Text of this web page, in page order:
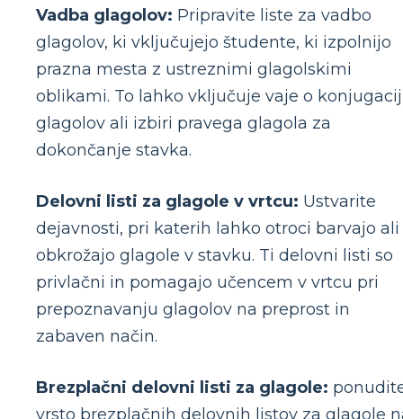
Vadba glagolov: Pripravite liste za vadbo
glagolov, ki vključujejo študente, ki izpolnijo
prazna mesta z ustreznimi glagolskimi
oblikami. To lahko vključuje vaje o
glagolov ali izbiri pravega glagola za
dokončanje stavka.
Delovni listi za glagole v vrtcu: Ustvarite
dejavnosti, pri katerih lahko otroci barvajo ali
obkrožajo glagole v stavku. Ti delovni listi so
privlačni in pomagajo učencem v vrtcu pri
prepoznavanju glagolov na preprost in
zabaven način.
Brezplačni delovni listi za glagole:
vrsto brezplačnih delovnih listov za glagole